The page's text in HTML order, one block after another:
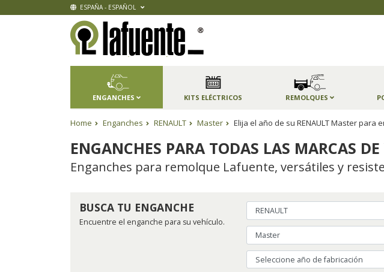
ESPAÑA - ESPAÑOL
ENGANCHES KITS ELÉCTRICOS REMOLQUES
Home Enganches RENAULT Master Elija el año de su RENAULT Master
ENGANCHES PARA TODAS LAS MARCAS
Enganches para remolque Lafuente, versátiles y
BUSCA TU ENGANCHE
Encuentre el enganche para su vehículo.